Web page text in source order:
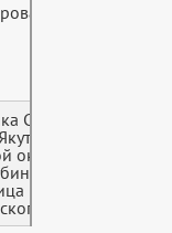
19/3а
Саха
округ,
18/2